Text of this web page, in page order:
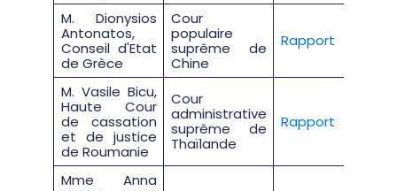
M. Dionysios
Antonatos,
Conseil d'Etat
de Grèce
Cour
populaire
suprême de
Chine
Rapport
M. Vasile Bicu,
Haute Cour
de cassation
et de justice
de Roumanie
Cour
administrative
suprême de
Thaïlande
Rapport
Mme Anna